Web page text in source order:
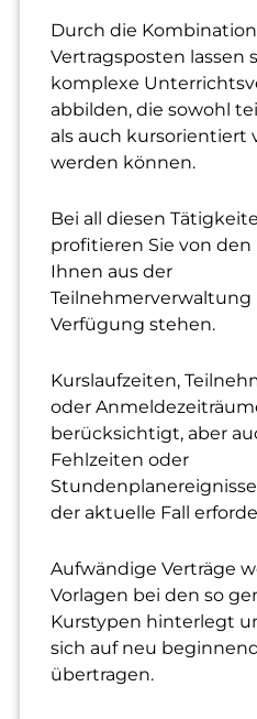
Durch die
Vertragsposten lassen
komplexe
abbilden, die sowohl
als auch kursorientiert
werden können.
Bei all diesen
profitieren Sie von den
Ihnen aus der
Teilnehmerverwaltung
Verfügung stehen.
Kurslaufzeiten,
oder
berücksichtigt, aber
Fehlzeiten oder
der aktuelle Fall
Aufwändige Verträge
Vorlagen bei den so
Kurstypen hinterlegt
sich auf neu
übertragen.